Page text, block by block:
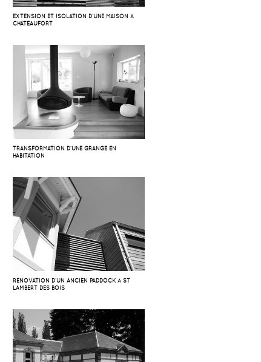
EXTENSION ET ISOLATION D’UNE MAISON À
CHATEAUFORT
TRANSFORMATION D’UNE GRANGE EN
HABITATION
RÉNOVATION D’UN ANCIEN PADDOCK À ST
LAMBERT DES BOIS